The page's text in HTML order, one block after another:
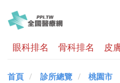
眼科排名 骨科排名 皮
首頁 診所總覽 桃園市